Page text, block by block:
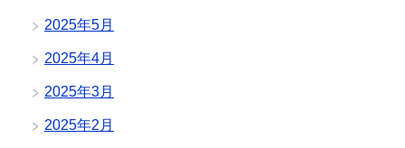
2025年5月
2025年4月
2025年3月
2025年2月